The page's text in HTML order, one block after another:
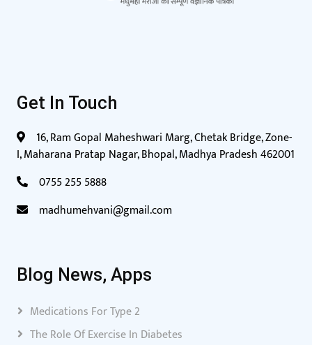
Get In Touch
16, Ram Gopal Maheshwari Marg, Chetak Bridge, Zone-
I, Maharana Pratap Nagar, Bhopal, Madhya Pradesh 462001
0755 255 5888
madhumehvani@gmail.com
Blog News, Apps
Medications For Type 2
The Role Of Exercise In Diabetes